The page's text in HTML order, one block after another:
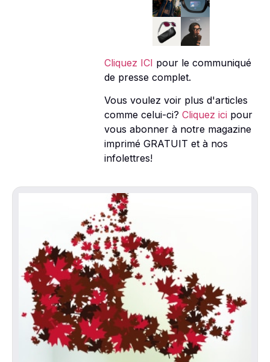
Cliquez ICI pour le communiqué
de presse complet.
Vous voulez voir plus d'articles
comme celui-ci? Cliquez ici pour
vous abonner à notre magazine
imprimé GRATUIT et à nos
infolettres!